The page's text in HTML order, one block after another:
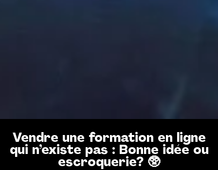
Vendre une formation en ligne
qui n’existe pas : Bonne idée ou
escroquerie? 🥸